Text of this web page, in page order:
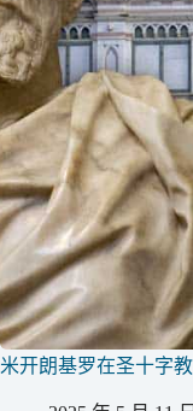
米开朗基罗在圣十字